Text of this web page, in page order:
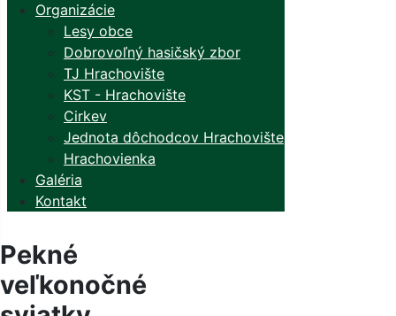
Organizácie
Lesy obce
Dobrovoľný hasičský zbor
TJ Hrachovište
KST - Hrachovište
Cirkev
Jednota dôchodcov Hrachovište
Hrachovienka
Galéria
Kontakt
Pekné
veľkonočné